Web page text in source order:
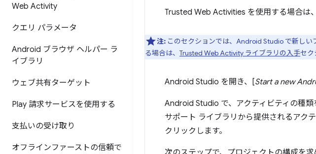
Web Activity
クエリ パラメータ
Android ブラウザ ヘルパー ラ
イブラリ
ウェブ共有ターゲット
Play 請求サービスを使用する
支払いの受け取り
オフラインファーストの信頼で
Trusted Web Activities を使用する場合は
注: このセクションでは、Android Studio で新し
る場合は、 Trusted Web Activity ライブラリの入手セク
Android Studio を開き、[Start a new
Android Studio で、アクティビティの種
サポート ライブラリから提供されるアク
クリックします。